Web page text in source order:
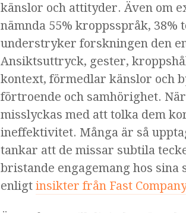
känslor och attityder. Även om
nämnda 55% kroppsspråk, 38%
understryker forskningen den
Ansiktsuttryck, gester,
kontext, förmedlar känslor och
förtroende och samhörighet.
misslyckas med att tolka dem
ineffektivitet. Många är så
tankar att de missar subtila
bristande engagemang hos
enligt insikter från Fast Company